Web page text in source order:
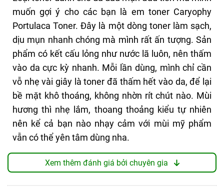
muốn gợi ý cho các bạn là em toner Caryophy
Portulaca Toner. Đây là một dòng toner làm sạch,
dịu mụn nhanh chóng mà mình rất ấn tượng. Sản
phẩm có kết cấu lỏng như nước lã luôn, nên thấm
vào da cực kỳ nhanh. Mỗi lần dùng, mình chỉ cần
vỗ nhẹ vài giây là toner đã thấm hết vào da, để lại
bề mặt khô thoáng, không nhờn rít chút nào. Mùi
hương thì nhẹ lắm, thoang thoảng kiểu tự nhiên
nên kể cả bạn nào nhạy cảm với mùi mỹ phẩm
vẫn có thể yên tâm dùng nha.
Lúc đầu mới sử dụng, mình có hơi bất ngờ vì da có
cảm giác châm chích nhẹ – nhưng sau khi tìm
Xem thêm đánh giá bởi chuyên gia